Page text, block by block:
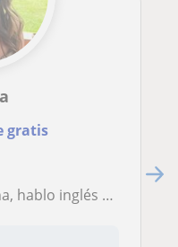
gratis
un colegio bilingüe. Ofrezco clases para niños.